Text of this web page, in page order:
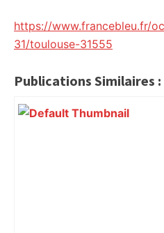
https://www.francebleu.fr/
31/toulouse-31555
Publications Similaires :